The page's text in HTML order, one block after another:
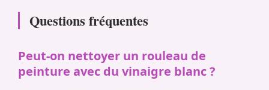
Questions fréquentes
Peut-on nettoyer un rouleau de
peinture avec du vinaigre blanc ?